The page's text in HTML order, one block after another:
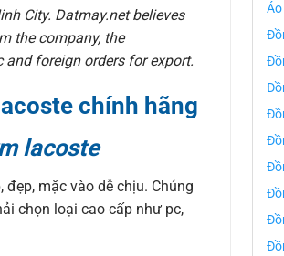
City. Datmay.net believes
the company, the
foreign orders for export.
chính hãng
lacoste
mặc vào dễ chịu. Chúng
chọn loại cao cấp như pc,